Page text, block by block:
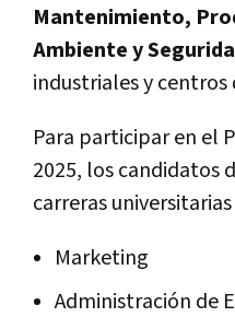
Mantenimiento,
Ambiente y
industriales y
Para participar en el
2025, los candidatos
carreras universitarias
Marketing
Administración de